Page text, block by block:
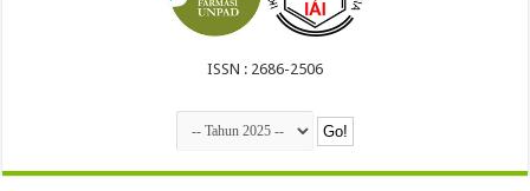
ISSN : 2686-2506